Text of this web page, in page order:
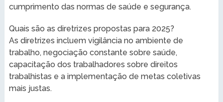
cumprimento das normas de saúde e segurança.
Quais são as diretrizes propostas para 2025?
As diretrizes incluem vigilância no ambiente de
trabalho, negociação constante sobre saúde,
capacitação dos trabalhadores sobre direitos
trabalhistas e a implementação de metas coletivas
mais justas.